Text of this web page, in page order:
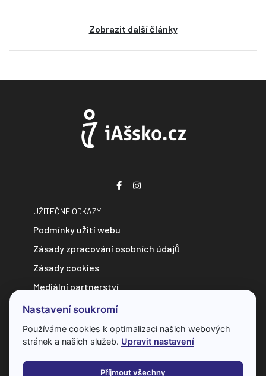
Zobrazit další články
UŽITEČNÉ ODKAZY
Podmínky užití webu
Zásady zpracování osobních údajů
Zásady cookies
Mediální partnerství
Zpravodajství do e-mailu
Kontakt
předchozí dohody s provozovatelem ho nelze jakkoliv
Nastavení soukromí
Používáme cookies k optimalizaci našich webových
stránek a našich služeb. Upravit nastavení
Příjmout všechny